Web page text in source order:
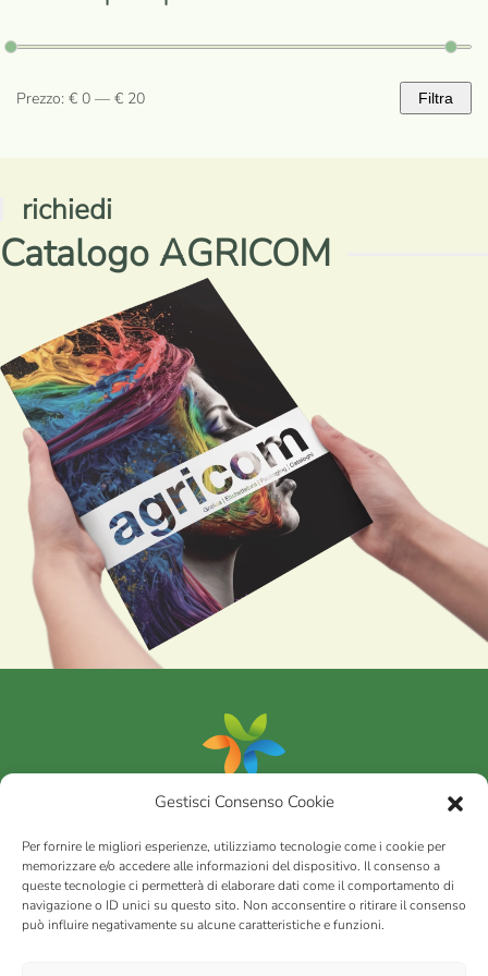
Gestisci Consenso Cookie
Per fornire le migliori esperienze, utilizziamo tecnologie come i cookie per
memorizzare e/o accedere alle informazioni del dispositivo. Il consenso a
queste tecnologie ci permetterà di elaborare dati come il comportamento di
navigazione o ID unici su questo sito. Non acconsentire o ritirare il consenso
può influire negativamente su alcune caratteristiche e funzioni.
Prezzo
Prezzo
Filtra
Prezzo: € 0 — € 20
richiedi
Catalogo AGRICOM
Portfolio
AGRICOMs.r.l.
via Montalbano 65 51100 Case Nuove di Masiano (PT) | codice